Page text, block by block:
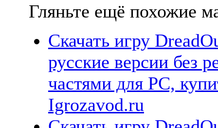
Гляньте ещё похожие
Скачать игру
русские версии без
частями для PC,
Igrozavod.ru